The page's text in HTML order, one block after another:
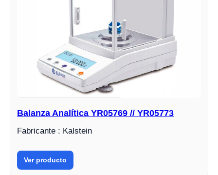
Balanza Analítica YR05769 // YR05773
Fabricante : Kalstein
Ver producto